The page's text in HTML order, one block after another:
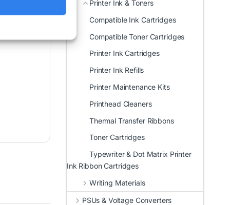
Printer Ink & Toners
Compatible Ink Cartridges
Compatible Toner Cartridges
Printer Ink Cartridges
Printer Ink Refills
Printer Maintenance Kits
Printhead Cleaners
Thermal Transfer Ribbons
Toner Cartridges
Typewriter & Dot Matrix Printer
Ink Ribbon Cartridges
Writing Materials
PSUs & Voltage Converters